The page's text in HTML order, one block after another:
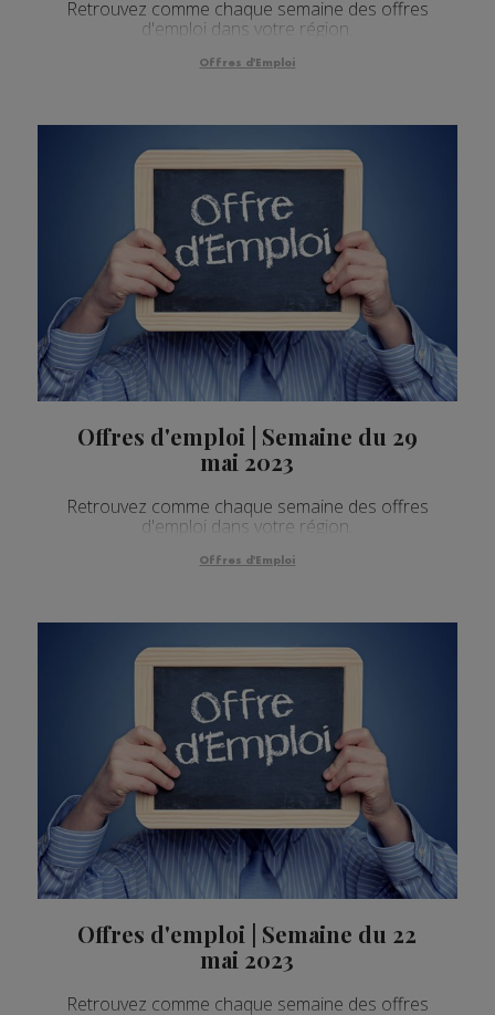
Retrouvez comme chaque semaine des offres
d'emploi dans votre région.
Offres d'Emploi
Offres d'emploi | Semaine du 29
mai 2023
Retrouvez comme chaque semaine des offres
d'emploi dans votre région.
Offres d'Emploi
Offres d'emploi | Semaine du 22
mai 2023
Retrouvez comme chaque semaine des offres